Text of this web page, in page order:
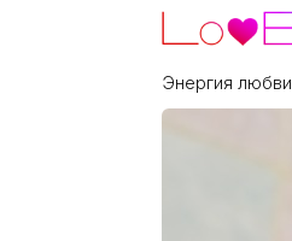
Энергия любви